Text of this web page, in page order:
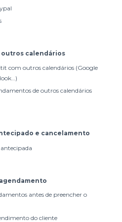
calendários
com outros calendários (Google
de outros calendários
e cancelamento
antes de preencher o
do cliente